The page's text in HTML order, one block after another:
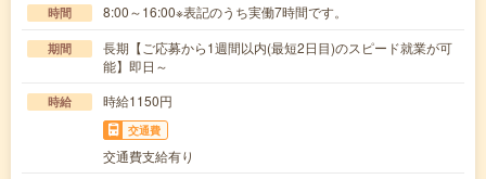
時間 8:00～16:00※表記のうち実働7時間です。
期間
長期【ご応募から1週間以内(最短2日目)のスピード就業が可
能】即日～
時給 時給1150円
交通費
交通費支給有り